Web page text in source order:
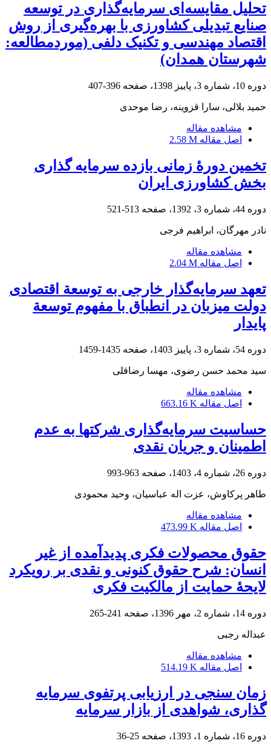
تحلیل مقایسه‌ای سرمایه‌گذاری در توسعه
صنایع تبدیلی کشاورزی با بهره‌گیری از روش
اقتصاد مهندسی و تکنیک دلفی (موردمطالعه:
شهرستان همدان)
دوره 10، شماره 3، پاییز 1398، صفحه 396-407
حمید بلالی، سارا قزوینه، رضا موحدی
مشاهده مقاله
اصل مقاله 2.58 M
تخمین دورۀ زمانی بازده سرمایه گذاری
بخش کشاورزی ایران
دوره 44، شماره 3، 1392، صفحه 513-521
نادر مهرگان، ابراهیم فرجی
مشاهده مقاله
اصل مقاله 2.04 M
تعهد سرمایه‌گذار خارجی به توسعة اقتصادی
دولت میزبان در انطباق با مفهوم توسعة
پایدار
دوره 54، شماره 3، پاییز 1403، صفحه 1435-1459
سید محمد حسن رضوی، مهسا رضاقلی
مشاهده مقاله
اصل مقاله 663.16 K
حساسیت سرمایه‌گذاری شرکت‏ها به عدم
‏اطمینان و جریان نقدی
دوره 26، شماره 4، 1403، صفحه 963-993
طاهر پرکاوش، عزت اله عباسیان، وحید محمودی
مشاهده مقاله
اصل مقاله 473.99 K
حقوق محصولات فکری پدیدآمده از غیر
انسان:‏ شرح حقوق کنونی و نقدی بر رویکرد
لایحۀ حمایت از مالکیت فکری
دوره 14، شماره 2، مهر 1396، صفحه 241-265
عبداله رجبی
مشاهده مقاله
اصل مقاله 514.19 K
زمان‏ سنجی در ارزیابی پرتفوی سرمایه
‏گذاری، شواهدی از بازار سرمایه
دوره 16، شماره 1، 1393، صفحه 25-36